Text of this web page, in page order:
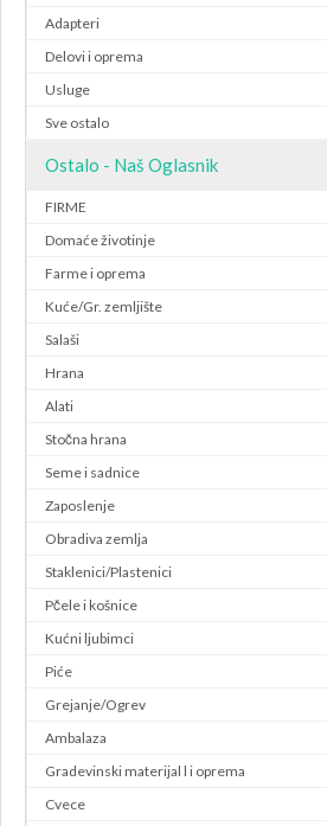
Adapteri
Delovi i oprema
Usluge
Sve ostalo
Ostalo - Naš Oglasnik
FIRME
Domaće životinje
Farme i oprema
Kuće/Gr. zemljište
Salaši
Hrana
Alati
Stočna hrana
Seme i sadnice
Zaposlenje
Obradiva zemlja
Staklenici/Plastenici
Pčele i košnice
Kućni ljubimci
Piće
Grejanje/Ogrev
Ambalaza
Gradevinski materijal l i oprema
Cvece